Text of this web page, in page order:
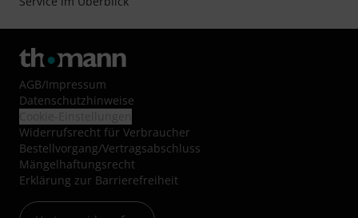
AGB/Impressum
Datenschutzhinweise
Widerrufsrecht für Verbraucher
Bestellvorgang/Vertragsabschluss
Mängelhaftungsrecht
Erklärung zur Barrierefreiheit